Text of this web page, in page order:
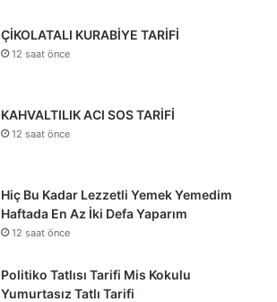
ÇİKOLATALI KURABİYE TARİFİ
12 saat önce
KAHVALTILIK ACI SOS TARİFİ
12 saat önce
Hiç Bu Kadar Lezzetli Yemek Yemedim
Haftada En Az İki Defa Yaparım
12 saat önce
Politiko Tatlısı Tarifi Mis Kokulu
Yumurtasız Tatlı Tarifi